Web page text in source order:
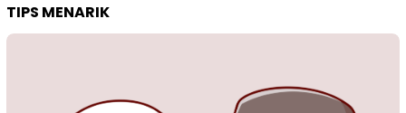
TIPS MENARIK